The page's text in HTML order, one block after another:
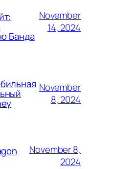
Банда
November
14, 2024
November
8, 2024
November 8,
2024